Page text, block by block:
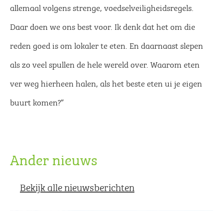
allemaal volgens strenge, voedselveiligheidsregels.
Daar doen we ons best voor. Ik denk dat het om die
reden goed is om lokaler te eten. En daarnaast slepen
als zo veel spullen de hele wereld over. Waarom eten
ver weg hierheen halen, als het beste eten ui je eigen
buurt komen?”
Ander nieuws
Bekijk alle nieuwsberichten